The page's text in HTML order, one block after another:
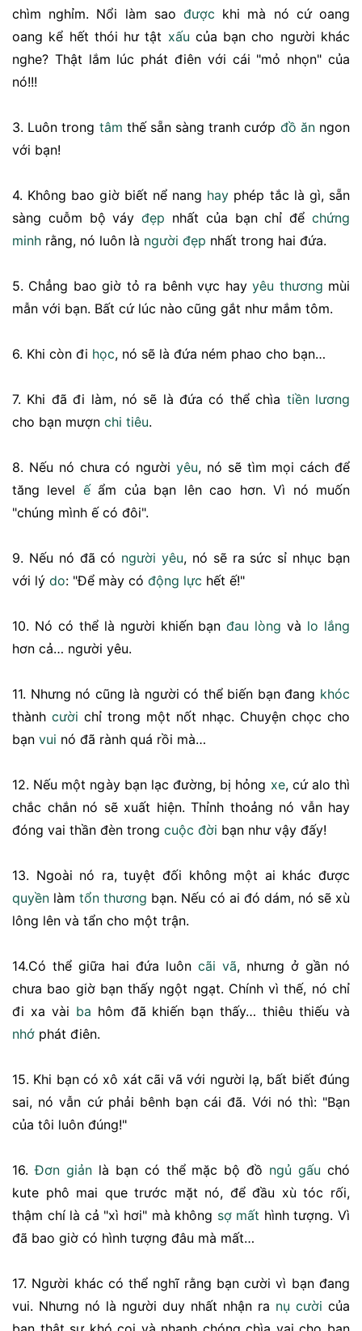
chìm nghỉm. Nổi làm sao được khi mà nó cứ oang
oang kể hết thói hư tật xấu của bạn cho người khác
nghe? Thật lắm lúc phát điên với cái "mỏ nhọn" của
nó!!!
3. Luôn trong tâm thế sẵn sàng tranh cướp đồ ănngon
với bạn!
4. Không bao giờ biết nể nang hay phép tắc là gì, sẵn
sàng cuỗm bộ váyđẹp nhất của bạn chỉ đểchứng
minh rằng, nó luôn là người đẹp nhất trong hai đứa.
5. Chẳng bao giờ tỏ ra bênh vực hayyêu thương mùi
mẫn với bạn. Bất cứ lúc nào cũng gắt như mắm tôm.
6. Khi còn đi học, nó sẽ là đứa ném phao cho bạn…
7. Khi đã đi làm, nó sẽ là đứa có thể chìa tiền lương
cho bạn mượn chi tiêu.
8. Nếu nó chưa có người yêu, nó sẽ tìm mọi cách để
tăng level ếẩm của bạn lên cao hơn. Vì nó muốn
"chúng mình ế có đôi".
9. Nếu nó đã có người yêu, nó sẽ ra sức sỉ nhục bạn
với lý do: "Để mày có động lực hết ế!"
10. Nó có thể là người khiến bạnđau lòng và lo lắng
hơn cả… người yêu.
11. Nhưng nó cũng là người có thể biến bạn đang khóc
thành cười chỉ trong một nốt nhạc. Chuyện chọc cho
bạn vui nó đã rành quá rồi mà…
12. Nếu một ngày bạn lạc đường, bị hỏng xe, cứ alo thì
chắc chắn nó sẽ xuất hiện. Thỉnh thoảng nó vẫn hay
đóng vai thần đèn trong cuộc đời bạn như vậy đấy!
13. Ngoài nó ra, tuyệt đối không một ai khác được
quyền làmtổn thương bạn. Nếu có ai đó dám, nó sẽ xù
lông lên và tẩn cho một trận.
14.Có thể giữa hai đứa luôn cãi vã, nhưng ở gần nó
chưa bao giờ bạn thấy ngột ngạt. Chính vì thế, nó chỉ
đi xa vài ba hôm đã khiến bạn thấy… thiêu thiếu và
nhớ phát điên.
15. Khi bạn có xô xát cãi vã với người lạ, bất biết đúng
sai, nó vẫn cứ phải bênh bạn cái đã. Với nó thì: "Bạn
của tôi luôn đúng!"
16.Đơn giảnlà bạn có thể mặc bộ đồ ngủ gấu chó
kute phô mai que trước mặt nó, để đầu xù tóc rối,
thậm chí là cả "xì hơi" mà không sợ mất hình tượng. Vì
đã bao giờ có hình tượng đâu mà mất…
17. Người khác có thể nghĩ rằng bạn cười vì bạn đang
vui. Nhưng nó là người duy nhất nhận ra nụ cười của